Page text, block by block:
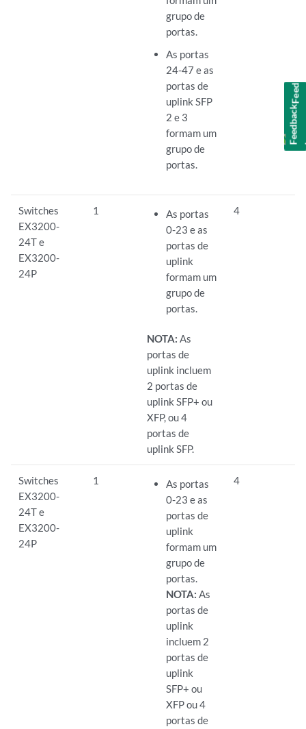
grupo de
portas.
As portas
24-47 e as
portas de
uplink SFP
2 e 3
formam um
grupo de
portas.
Switches
EX3200-
24T e
EX3200-
24P
1
As portas
0-23 e as
portas de
uplink
formam um
grupo de
portas.
NOTA: As
portas de
uplink incluem
2 portas de
uplink SFP+ ou
XFP, ou 4
portas de
uplink SFP.
4
Switches
EX3200-
24T e
EX3200-
24P
1
As portas
0-23 e as
portas de
uplink
formam um
grupo de
portas.
NOTA: As
portas de
uplink
incluem 2
portas de
uplink
SFP+ ou
XFP ou 4
portas de
4
Feedback